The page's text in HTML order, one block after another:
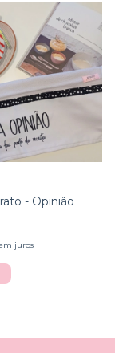
- Opinião
juros